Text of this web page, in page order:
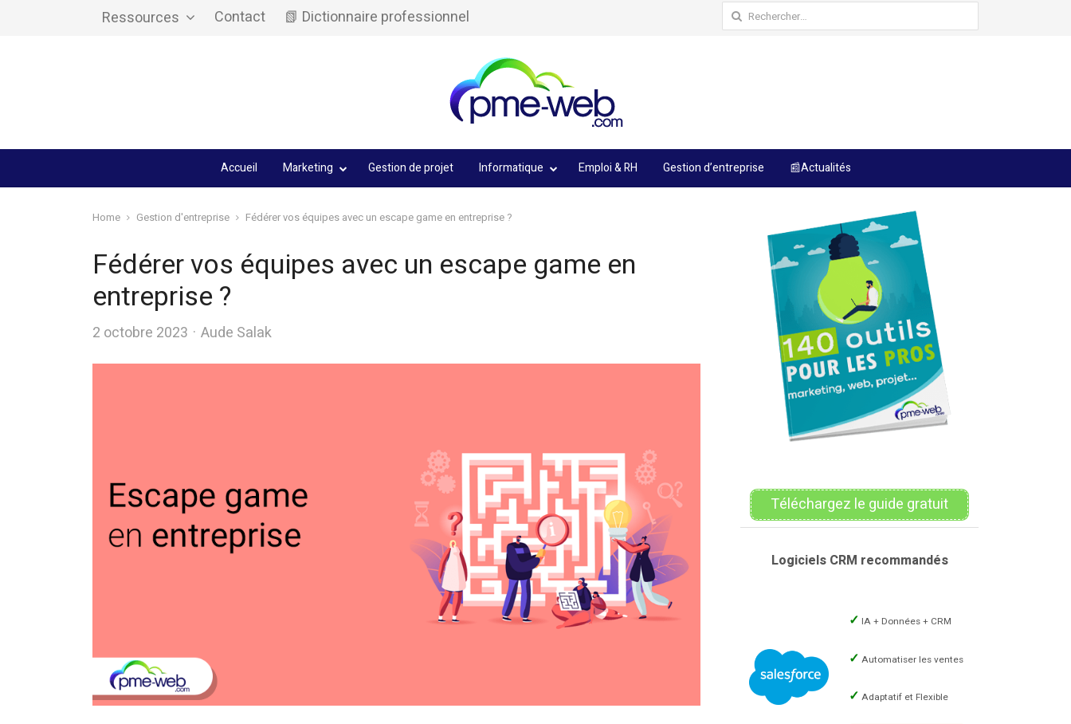
Ressources Contact 📗 Dictionnaire professionnel Rechercher :
Accueil Marketing Gestion de projet Informatique Emploi & RH Gestion d’entreprise 📰Actualités
Home Gestion d'entreprise Fédérer vos équipes avec un escape game en entreprise ?
Fédérer vos équipes avec un escape game en
entreprise ?
2 octobre 2023 Author
Aude Salak
Téléchargez le guide gratuit
Logiciels CRM recommandés
IA + Données + CRM
Automatiser les ventes
Adaptatif et Flexible